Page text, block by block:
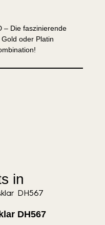
– Die faszinierende
oder Platin
in
DH567